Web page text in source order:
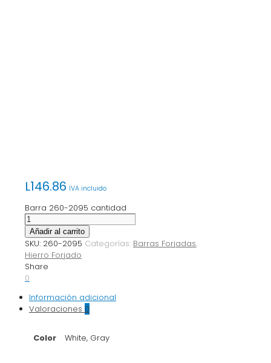
L146.86 IVA incluido
Barra 260-2095 cantidad
Añadir al carrito
SKU: 260-2095 Categorías: Barras Forjadas,
Hierro Forjado
Share
0
Información adicional
Valoraciones 0
Color White, Gray